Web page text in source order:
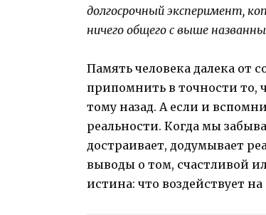
долгосрочный эксперимент,
ничего общего с выше
Память человека далека от
припомнить в точности то,
тому назад. А если и
реальности. Когда мы
достраивает, додумывает
выводы о том, счастливой
истина: что воздействует на